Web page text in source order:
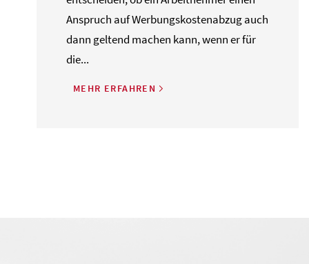
Anspruch auf Werbungskostenabzug auch
dann geltend machen kann, wenn er für
die...
MEHR ERFAHREN